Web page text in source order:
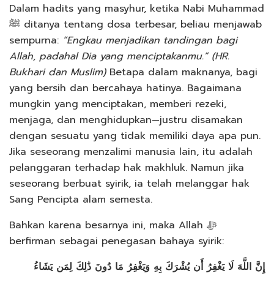
Dalam hadits yang masyhur, ketika Nabi Muhammad
ﷺ ditanya tentang dosa terbesar, beliau menjawab
sempurna: “Engkau menjadikan tandingan bagi
Allah, padahal Dia yang menciptakanmu.” (HR.
Bukhari dan Muslim)Betapa dalam maknanya, bagi
yang bersih dan bercahaya hatinya. Bagaimana
mungkin yang menciptakan, memberi rezeki,
menjaga, dan menghidupkan—justru disamakan
dengan sesuatu yang tidak memiliki daya apa pun.
Jika seseorang menzalimi manusia lain, itu adalah
pelanggaran terhadap hak makhluk. Namun jika
seseorang berbuat syirik, ia telah melanggar hak
Sang Pencipta alam semesta.
Bahkan karena besarnya ini, maka Allah ﷻ
berfirman sebagai penegasan bahaya syirik:
إِنَّ اللَّهَ لَا يَغْفِرُ أَن يُشْرَكَ بِهِ وَيَغْفِرُ مَا دُونَ ذَٰلِكَ لِمَن يَشَاءُ